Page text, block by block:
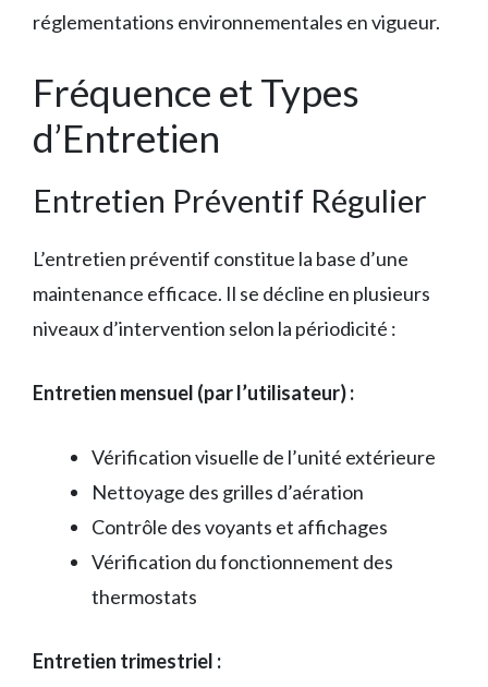
réglementations environnementales en vigueur.
Fréquence et Types
d’Entretien
Entretien Préventif Régulier
L’entretien préventif constitue la base d’une
maintenance efficace. Il se décline en plusieurs
niveaux d’intervention selon la périodicité :
Entretien mensuel (par l’utilisateur) :
Vérification visuelle de l’unité extérieure
Nettoyage des grilles d’aération
Contrôle des voyants et affichages
Vérification du fonctionnement des
thermostats
Entretien trimestriel :